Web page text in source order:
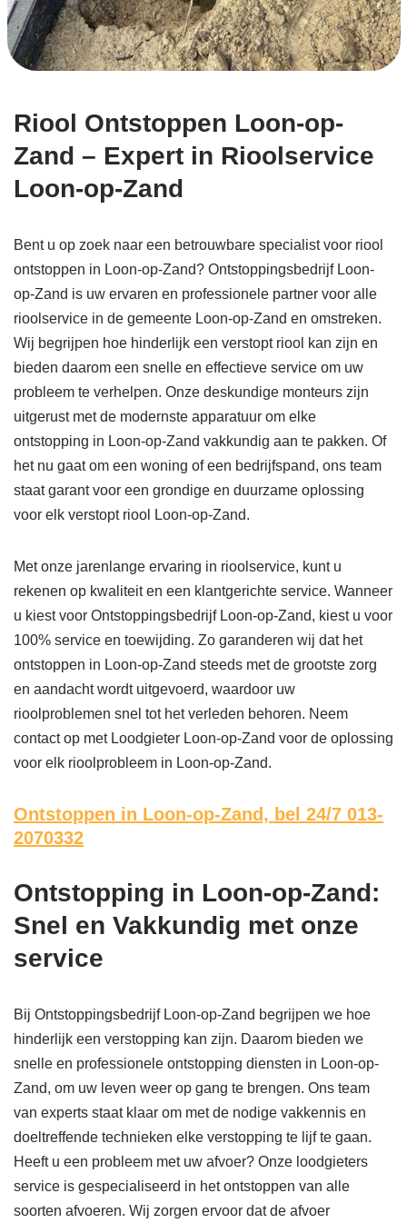
Riool Ontstoppen Loon-op-
Zand – Expert in Rioolservice
Loon-op-Zand
Bent u op zoek naar een betrouwbare specialist voor riool
ontstoppen in Loon-op-Zand? Ontstoppingsbedrijf Loon-
op-Zand is uw ervaren en professionele partner voor alle
rioolservice in de gemeente Loon-op-Zand en omstreken.
Wij begrijpen hoe hinderlijk een verstopt riool kan zijn en
bieden daarom een snelle en effectieve service om uw
probleem te verhelpen. Onze deskundige monteurs zijn
uitgerust met de modernste apparatuur om elke
ontstopping in Loon-op-Zand vakkundig aan te pakken. Of
het nu gaat om een woning of een bedrijfspand, ons team
staat garant voor een grondige en duurzame oplossing
voor elk verstopt riool Loon-op-Zand.
Met onze jarenlange ervaring in rioolservice, kunt u
rekenen op kwaliteit en een klantgerichte service. Wanneer
u kiest voor Ontstoppingsbedrijf Loon-op-Zand, kiest u voor
100% service en toewijding. Zo garanderen wij dat het
ontstoppen in Loon-op-Zand steeds met de grootste zorg
en aandacht wordt uitgevoerd, waardoor uw
rioolproblemen snel tot het verleden behoren. Neem
contact op met Loodgieter Loon-op-Zand voor de oplossing
voor elk rioolprobleem in Loon-op-Zand.
Ontstoppen in Loon-op-Zand, bel 24/7 013-
2070332
Ontstopping in Loon-op-Zand:
Snel en Vakkundig met onze
service
Bij Ontstoppingsbedrijf Loon-op-Zand begrijpen we hoe
hinderlijk een verstopping kan zijn. Daarom bieden we
snelle en professionele ontstopping diensten in Loon-op-
Zand, om uw leven weer op gang te brengen. Ons team
van experts staat klaar om met de nodige vakkennis en
doeltreffende technieken elke verstopping te lijf te gaan.
Heeft u een probleem met uw afvoer? Onze loodgieters
service is gespecialiseerd in het ontstoppen van alle
soorten afvoeren. Wij zorgen ervoor dat de afvoer